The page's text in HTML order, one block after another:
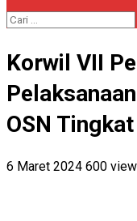
Cari
Korwil VII
OSN Tingkat
6 Maret 2024 600